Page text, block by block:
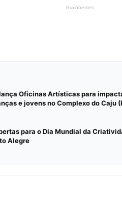
Oficinas Artísticas para
e jovens no Complexo do Caju
para o Dia Mundial da
Alegre